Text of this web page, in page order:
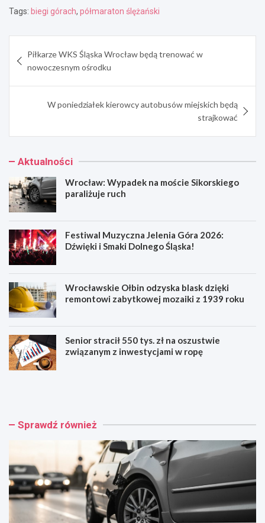
Tags: biegi górach, półmaraton ślężański
wpisu
Piłkarze WKS Śląska Wrocław będą trenować w
nowoczesnym ośrodku
W poniedziałek kierowcy autobusów miejskich będą
strajkować
Aktualności
Wrocław: Wypadek na moście Sikorskiego
paraliżuje ruch
Festiwal Muzyczna Jelenia Góra 2026:
Dźwięki i Smaki Dolnego Śląska!
Wrocławskie Ołbin odzyska blask dzięki
remontowi zabytkowej mozaiki z 1939 roku
Senior stracił 550 tys. zł na oszustwie
związanym z inwestycjami w ropę
W
a
y
p
a
d
F
w
u
z
y
c
Sprawdź również